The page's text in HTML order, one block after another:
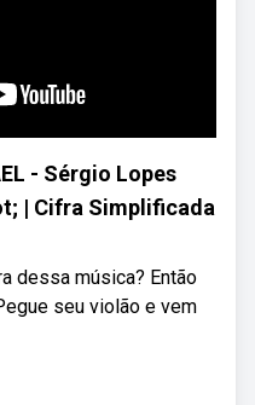
- Sérgio Lopes
| Cifra Simplificada
dessa música? Então
seu violão e vem